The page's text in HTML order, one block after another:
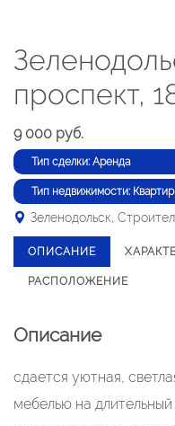
проспект,
9 000 руб.
Тип сделки: Аренда
Тип недвижимости:
Зеленодольск,
ОПИСАНИЕ
РАСПОЛОЖЕНИЕ
Описание
сдается уютная,
мебелью на